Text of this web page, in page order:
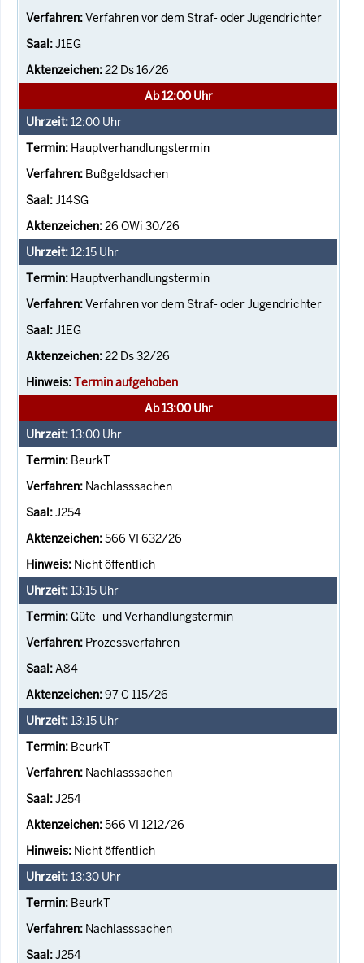
Verfahren vor dem Straf- oder Jugendrichter
J1EG
22 Ds 16/26
Ab 12:00 Uhr
12:00 Uhr
Hauptverhandlungstermin
Bußgeldsachen
J14SG
26 OWi 30/26
12:15 Uhr
Hauptverhandlungstermin
Verfahren vor dem Straf- oder Jugendrichter
J1EG
22 Ds 32/26
Termin aufgehoben
Ab 13:00 Uhr
13:00 Uhr
BeurkT
Nachlasssachen
J254
566 VI 632/26
Nicht öffentlich
13:15 Uhr
Güte- und Verhandlungstermin
Prozessverfahren
A84
97 C 115/26
13:15 Uhr
BeurkT
Nachlasssachen
J254
566 VI 1212/26
Nicht öffentlich
13:30 Uhr
BeurkT
Nachlasssachen
J254